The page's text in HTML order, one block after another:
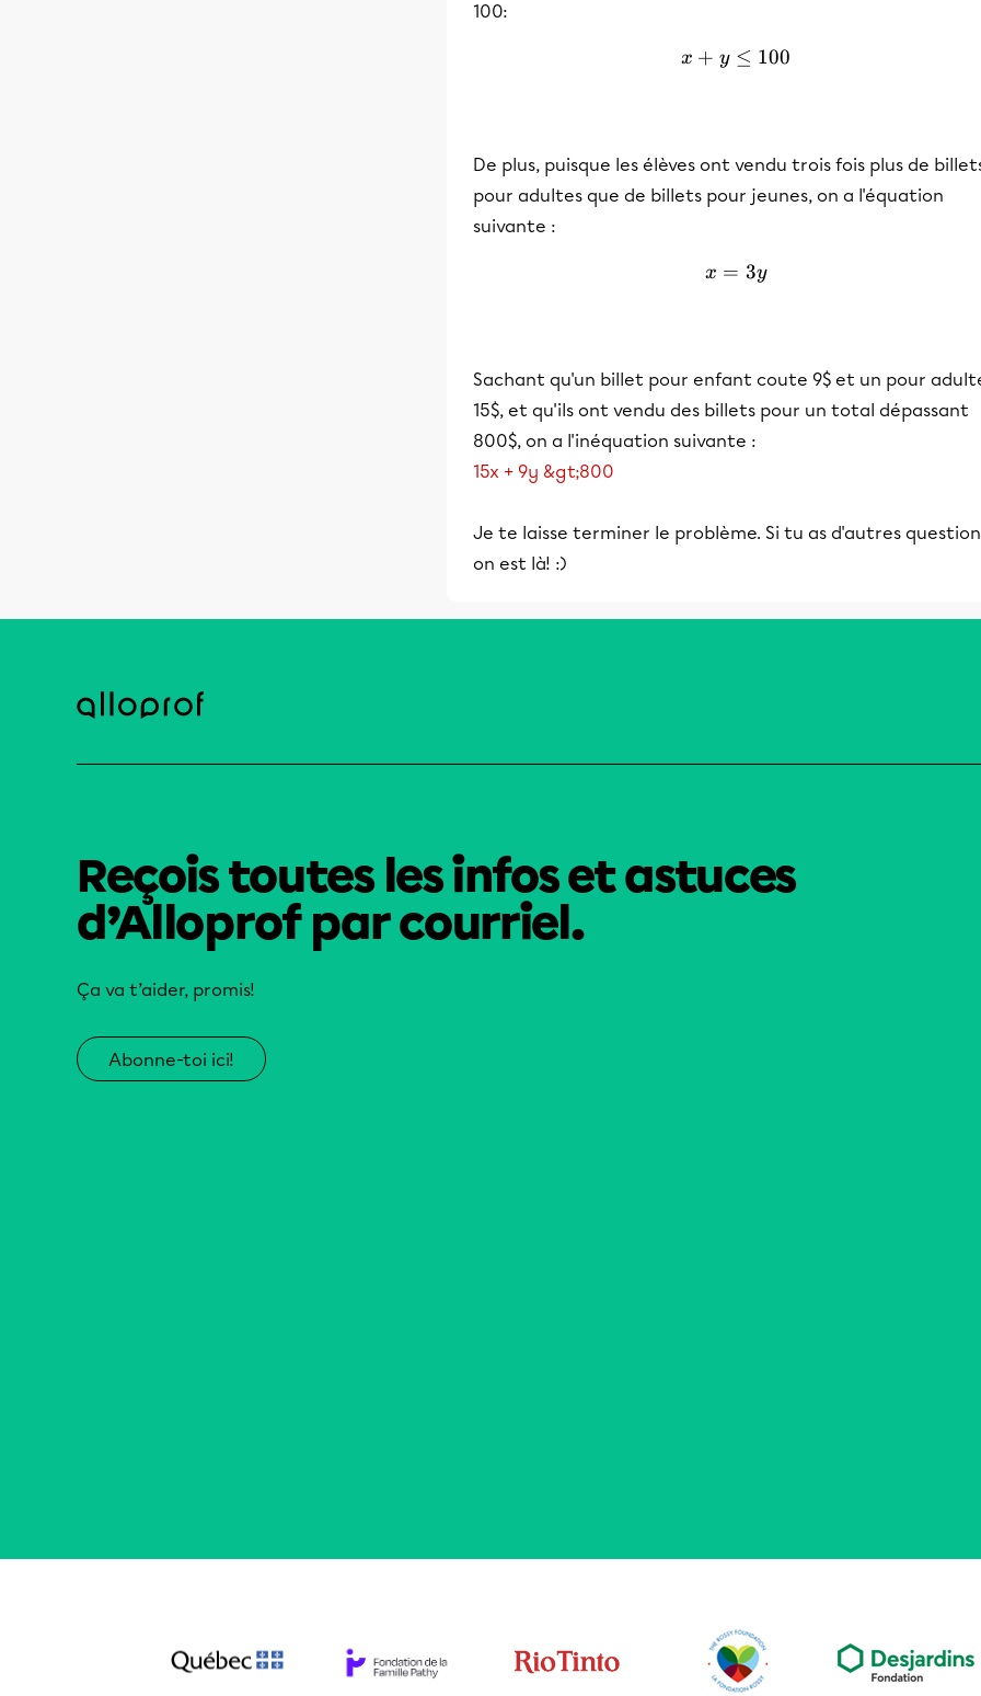
100:
x + y ≤100
x + y ≤ 100
De plus, puisque les élèves ont vendu trois fois plus de
pour adultes que de billets pour jeunes, on a l'équation
suivante :
x = 3y
x = 3y
Sachant qu'un billet pour enfant coute 9$ et un pour
15$, et qu'ils ont vendu des billets pour un total dépassant
800$, on a l'inéquation suivante :
15x + 9y &gt;800
Je te laisse terminer le problème. Si tu as d'autres
on est là! :)
Reçois toutes les infos et astuces
d’Alloprof par courriel.
Ça va t’aider, promis!
Abonne-toi ici!